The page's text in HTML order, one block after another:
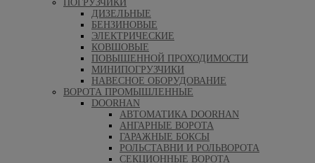
ПОГРУЗЧИКИ
ДИЗЕЛЬНЫЕ
БЕНЗИНОВЫЕ
ЭЛЕКТРИЧЕСКИЕ
КОВШОВЫЕ
ПОВЫШЕННОЙ ПРОХОДИМОСТИ
МИНИПОГРУЗЧИКИ
НАВЕСНОЕ ОБОРУДОВАНИЕ
ВОРОТА ПРОМЫШЛЕННЫЕ
DOORHAN
АВТОМАТИКА DOORHAN
АНГАРНЫЕ ВОРОТА
ГАРАЖНЫЕ БОКСЫ
РОЛЬСТАВНИ И РОЛЬВОРОТА
СЕКЦИОННЫЕ ВОРОТА